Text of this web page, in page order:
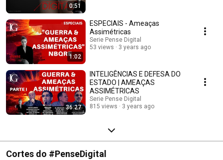
0:51
1:02
ESPECIAIS - Ameaças
Assimétricas
Serie Pense Digital
53 views
3 years ago
36:27
INTELIGÊNCIAS E DEFESA DO
ESTADO | AMEAÇAS
ASSIMÉTRICAS
Serie Pense Digital
815 views
3 years ago
Cortes do #PenseDigital